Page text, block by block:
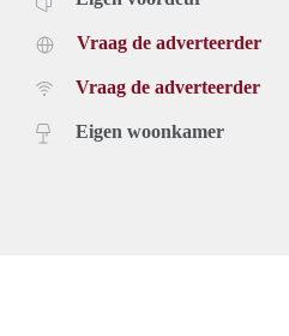
Vraag de adverteerder
Vraag de adverteerder
Eigen woonkamer